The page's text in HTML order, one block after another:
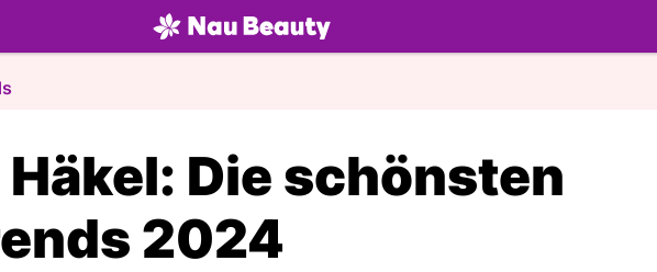
beauty.NAU.ch
Die schönsten
2024